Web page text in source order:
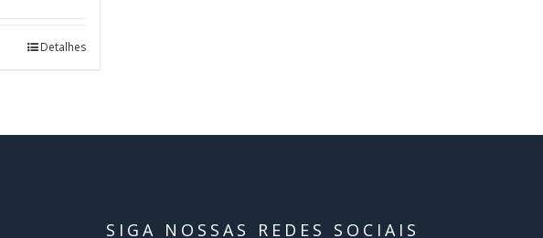
Detalhes
SIGA NOSSAS REDES SOCIAIS